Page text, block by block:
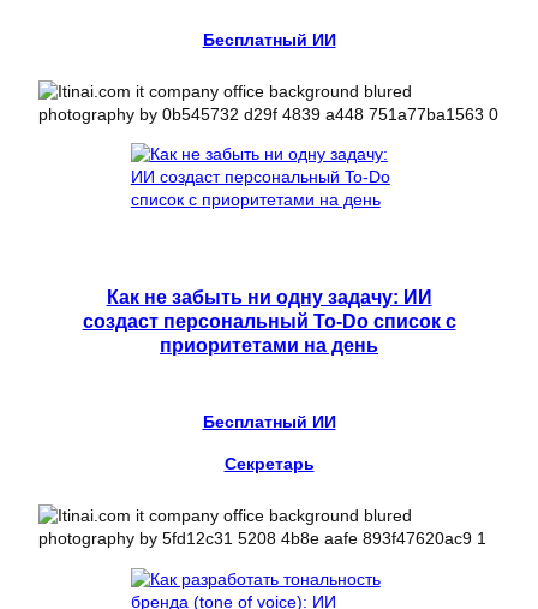
Бесплатный ИИ
Как не забыть ни одну задачу: ИИ
создаст персональный To-Do список с
приоритетами на день
Бесплатный ИИ
Секретарь